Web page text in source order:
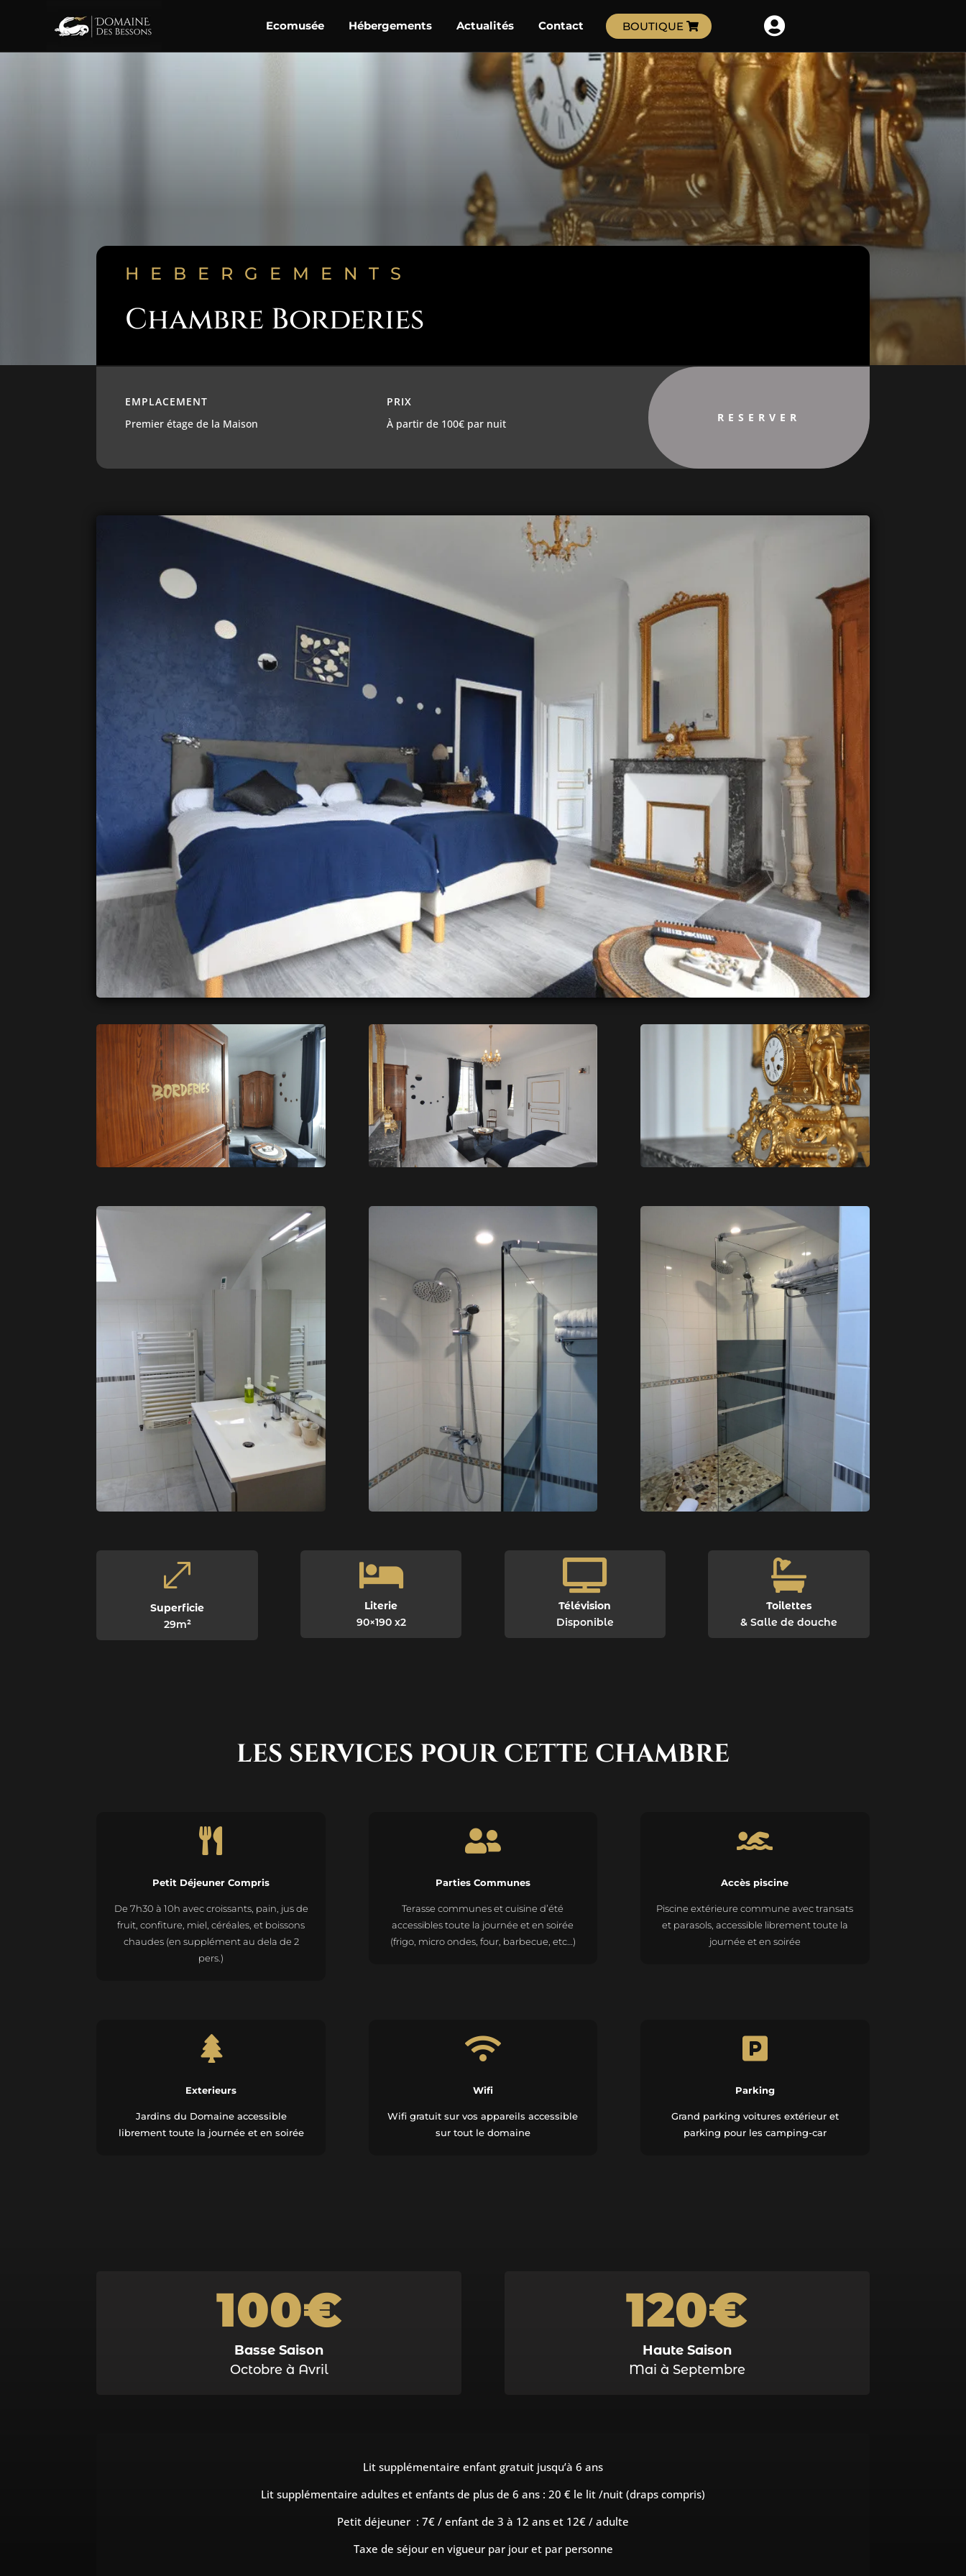
Ecomusée Hébergements Actualités Contact BOUTIQUE 
HEBERGEMENTS
Chambre Borderies
EMPLACEMENT
Premier étage de la Maison
PRIX
À partir de 100€ par nuit
RESERVER
.
Superficie
29m²

Literie
90×190 x2

Télévision
Disponible

Toilettes
& Salle de douche
LES SERVICES POUR CETTE CHAMBRE

Petit Déjeuner Compris
De 7h30 à 10h avec croissants, pain, jus de
fruit, confiture, miel, céréales, et boissons
chaudes (en supplément au dela de 2
pers.)

Parties Communes
Terasse communes et cuisine d’été
accessibles toute la journée et en soirée
(frigo, micro ondes, four, barbecue, etc…)

Accès piscine
Piscine extérieure commune avec transats
et parasols, accessible librement toute la
journée et en soirée

Exterieurs
Jardins du Domaine accessible
librement toute la journée et en soirée

Wifi
Wifi gratuit sur vos appareils accessible
sur tout le domaine

Parking
Grand parking voitures extérieur et
parking pour les camping-car
100€
Basse Saison
Octobre à Avril
120€
Haute Saison
Mai à Septembre
Lit supplémentaire enfant gratuit jusqu’à 6 ans
Lit supplémentaire adultes et enfants de plus de 6 ans : 20 € le lit /nuit (draps compris)
Petit déjeuner : 7€ / enfant de 3 à 12 ans et 12€ / adulte
Taxe de séjour en vigueur par jour et par personne